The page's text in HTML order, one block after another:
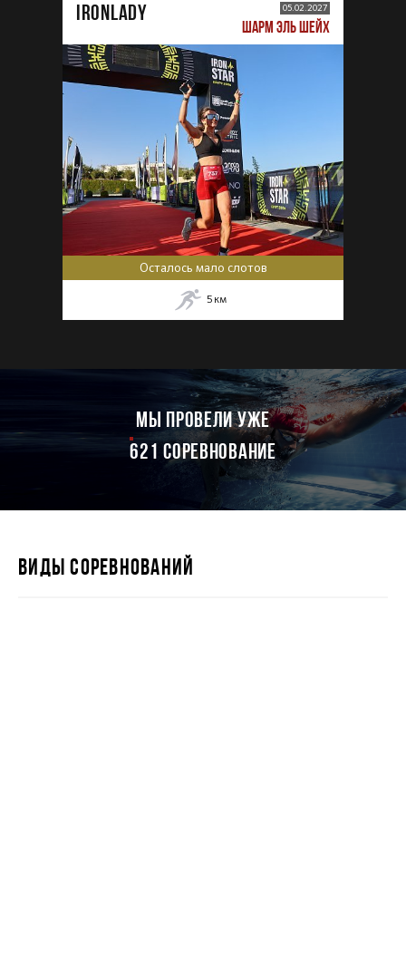
IRONLADY 05.02.2027
ШАРМ ЭЛЬ ШЕЙХ
Осталось мало слотов
5 км
мы провели уже
621 соревнование
ВИДЫ СОРЕВНОВАНИЙ